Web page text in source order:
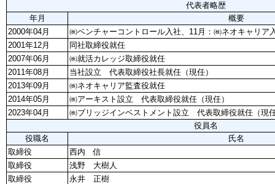
代表者略歴
年月
概要
2000年04月
㈱ベンチャーコントロール入社、11月：㈱ネオキャリア
2001年12月
同社取締役就任
2007年06月
㈱就活カレッジ取締役就任
2011年08月
当社設立 代表取締役社長就任（現任）
2013年09月
㈱ネオキャリア監査役就任
2014年05月
㈱アーキスト設立 代表取締役就任（現任）
2023年04月
㈱ブリッジインベストメント設立 代表取締役就任（現
役員名
役職名
氏名
取締役
西内 信
取締役
浅野 大樹人
取締役
永井 正樹